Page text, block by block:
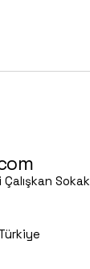
Sokak